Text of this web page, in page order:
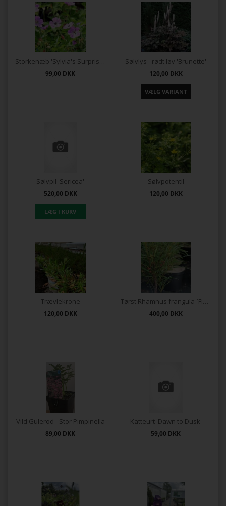
Storkenæb 'Sylvia's Surprise'®
99,00 DKK
Sølvlys - rødt løv 'Brunette'
120,00 DKK
Sølvpil 'Sericea'
520,00 DKK
Sølvpotentil
120,00 DKK
Trævlekrone
120,00 DKK
Tørst Rhamnus frangula `Fine Line`
400,00 DKK
Vild Gulerod - Stor Pimpinella
89,00 DKK
Katteurt 'Dawn to Dusk'
59,00 DKK